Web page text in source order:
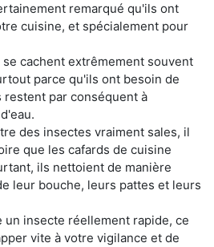
remarqué qu'ils ont
cuisine, et spécialement pour
cachent extrêmement souvent
parce qu'ils ont besoin de
restent par conséquent à
des insectes vraiment sales, il
que les cafards de cuisine
ils nettoient de manière
leur bouche, leurs pattes et leurs
un insecte réellement rapide, ce
vite à votre vigilance et de